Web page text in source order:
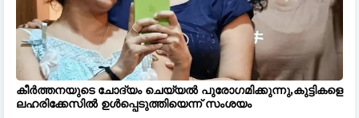
കീർത്തനയുടെ ചോദ്യം ചെയ്യൽ പുരോഗമിക്കുന്നു,കുട്ടികളെ
ലഹരിക്കേസിൽ ഉൾപ്പെടുത്തിയെന്ന് സംശയം